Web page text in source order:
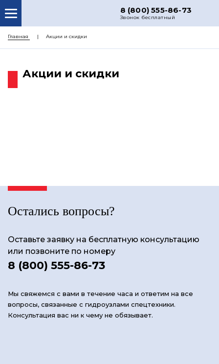
8 (800) 555-86-73
Звонок бесплатный
РЕМОНТ
Главная Акции и скидки
Акции и скидки
Остались вопросы?
Оставьте заявку на бесплатную консультацию
или позвоните по номеру
8 (800) 555-86-73
Мы свяжемся с вами в течение часа и ответим на все
вопросы, связанные с гидроузлами спецтехники.
Консультация вас ни к чему не обязывает.